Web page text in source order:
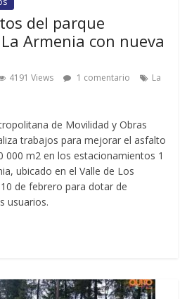
del parque
Armenia con nueva
4191 Views 1 comentario
La
de Movilidad y Obras
trabajos para mejorar el asfalto
000 m2 en los estacionamientos 1
ubicado en el Valle de Los
de febrero para dotar de
usuarios.